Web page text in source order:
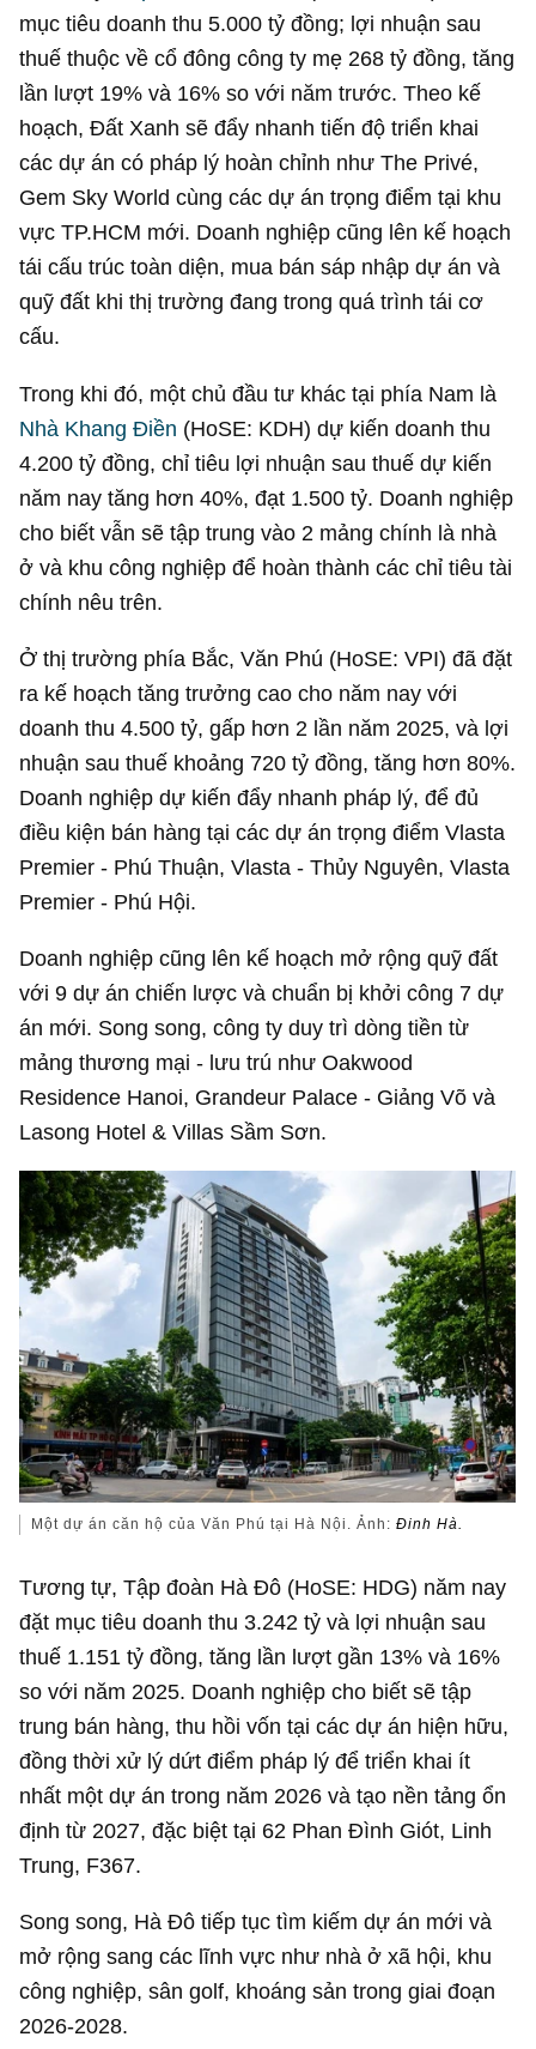
mục tiêu doanh thu5.000 tỷ đồng; lợi nhuận sau
thuế thuộc về cổ đông công ty mẹ 268 tỷ đồng, tăng
lần lượt 19% và 16% so với năm trước. Theo kế
hoạch, Đất Xanh sẽ đẩy nhanh tiến độ triển khai
các dự án có pháp lý hoàn chỉnh như The Privé,
Gem Sky World cùng các dự án trọng điểm tại khu
vực TP.HCM mới. Doanh nghiệp cũng lên kế hoạch
tái cấu trúc toàn diện, mua bán sáp nhập dự án và
quỹ đất khi thị trường đang trong quá trình tái cơ
cấu.
Trong khi đó, một chủ đầu tư khác tại phía Nam là
Nhà Khang Điền (HoSE: KDH) dự kiến doanh thu
4.200 tỷ đồng, chỉ tiêu lợi nhuận sau thuế dự kiến
năm nay tăng hơn 40%, đạt 1.500 tỷ. Doanh nghiệp
cho biết vẫn sẽ tập trung vào 2 mảng chính là nhà
ở và khu công nghiệp để hoàn thành các chỉ tiêu tài
chính nêu trên.
Ở thị trường phía Bắc, Văn Phú (HoSE: VPI) đã đặt
ra kế hoạch tăng trưởng cao cho năm nay với
doanh thu 4.500 tỷ, gấp hơn 2 lần năm 2025, và lợi
nhuận sau thuế khoảng 720 tỷ đồng, tăng hơn 80%.
Doanh nghiệp dự kiến đẩy nhanh pháp lý, để đủ
điều kiện bán hàng tại các dự án trọng điểm Vlasta
Premier - Phú Thuận, Vlasta - Thủy Nguyên, Vlasta
Premier - Phú Hội.
Doanh nghiệp cũng lên kế hoạch mở rộng quỹ đất
với 9 dự án chiến lược và chuẩn bị khởi công 7 dự
án mới. Song song, công ty duy trì dòng tiền từ
mảng thương mại - lưu trú như Oakwood
Residence Hanoi, Grandeur Palace - Giảng Võ và
Lasong Hotel & Villas Sầm Sơn.
Một dự án căn hộ của Văn Phú tại Hà Nội. Ảnh:Đinh Hà.
Tương tự, Tập đoàn Hà Đô (HoSE: HDG) năm nay
đặt mục tiêu doanh thu 3.242 tỷ và lợi nhuận sau
thuế 1.151 tỷ đồng, tăng lần lượt gần 13% và 16%
so với năm 2025. Doanh nghiệp cho biết sẽ tập
trung bán hàng, thu hồi vốn tại các dự án hiện hữu,
đồng thời xử lý dứt điểm pháp lý để triển khai ít
nhất một dự án trong năm 2026 và tạo nền tảng ổn
định từ 2027, đặc biệt tại 62 Phan Đình Giót, Linh
Trung, F367.
Song song, Hà Đô tiếp tục tìm kiếm dự án mới và
mở rộng sang các lĩnh vực như nhà ở xã hội, khu
công nghiệp, sân golf, khoáng sản trong giai đoạn
2026-2028.